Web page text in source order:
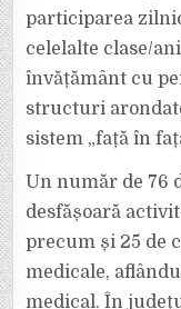
participarea
celelalte clase/
învățământ cu
structuri
sistem „față în
Un număr de 76
desfășoară
precum și 25 de
medicale,
medical. În